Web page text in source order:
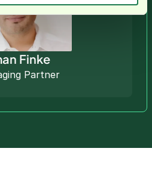
Finke
Partner